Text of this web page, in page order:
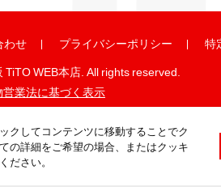
クしてコンテンツに移動することでク
の詳細をご希望の場合、またはクッキ
ださい。
わせ プライバシーポリシー
特
WEB本店. All rights reserved.
営業法に基づく表示